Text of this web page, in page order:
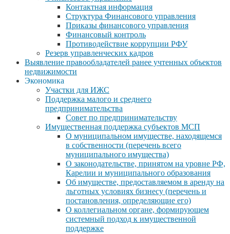
Контактная информация
Структура Финансового управления
Приказы финансового управления
Финансовый контроль
Противодействие коррупции РФУ
Резерв управленческих кадров
Выявление правообладателей ранее учтенных объектов
недвижимости
Экономика
Участки для ИЖС
Поддержка малого и среднего
предпринимательства
Совет по предпринимательству
Имущественная поддержка субъектов МСП
О муниципальном имуществе, находящемся
в собственности (перечень всего
муниципального имущества)
О законодательстве, принятом на уровне РФ,
Карелии и муниципального образования
Об имуществе, предоставляемом в аренду на
льготных условиях бизнесу (перечень и
постановления, определяющие его)
О коллегиальном органе, формирующем
системный подход к имущественной
поддержке